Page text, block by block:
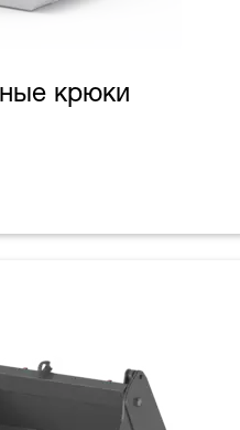
крюки